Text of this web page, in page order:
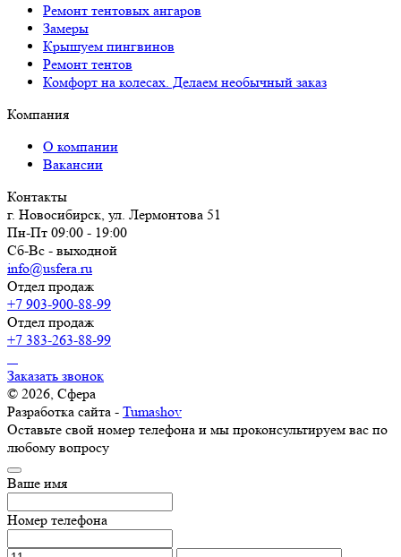
Ремонт тентовых ангаров
Замеры
Крышуем пингвинов
Ремонт тентов
Комфорт на колесах. Делаем необычный заказ
Компания
О компании
Вакансии
Контакты
г. Новосибирск, ул. Лермонтова 51
Пн-Пт 09:00 - 19:00
Сб-Вс - выходной
info@usfera.ru
Отдел продаж
+7 903-900-88-99
Отдел продаж
+7 383-263-88-99
Заказать звонок
© 2026, Сфера
Разработка сайта - Tumashov
Оставьте свой номер телефона и мы проконсультируем вас по
любому вопросу
Ваше имя
Номер телефона